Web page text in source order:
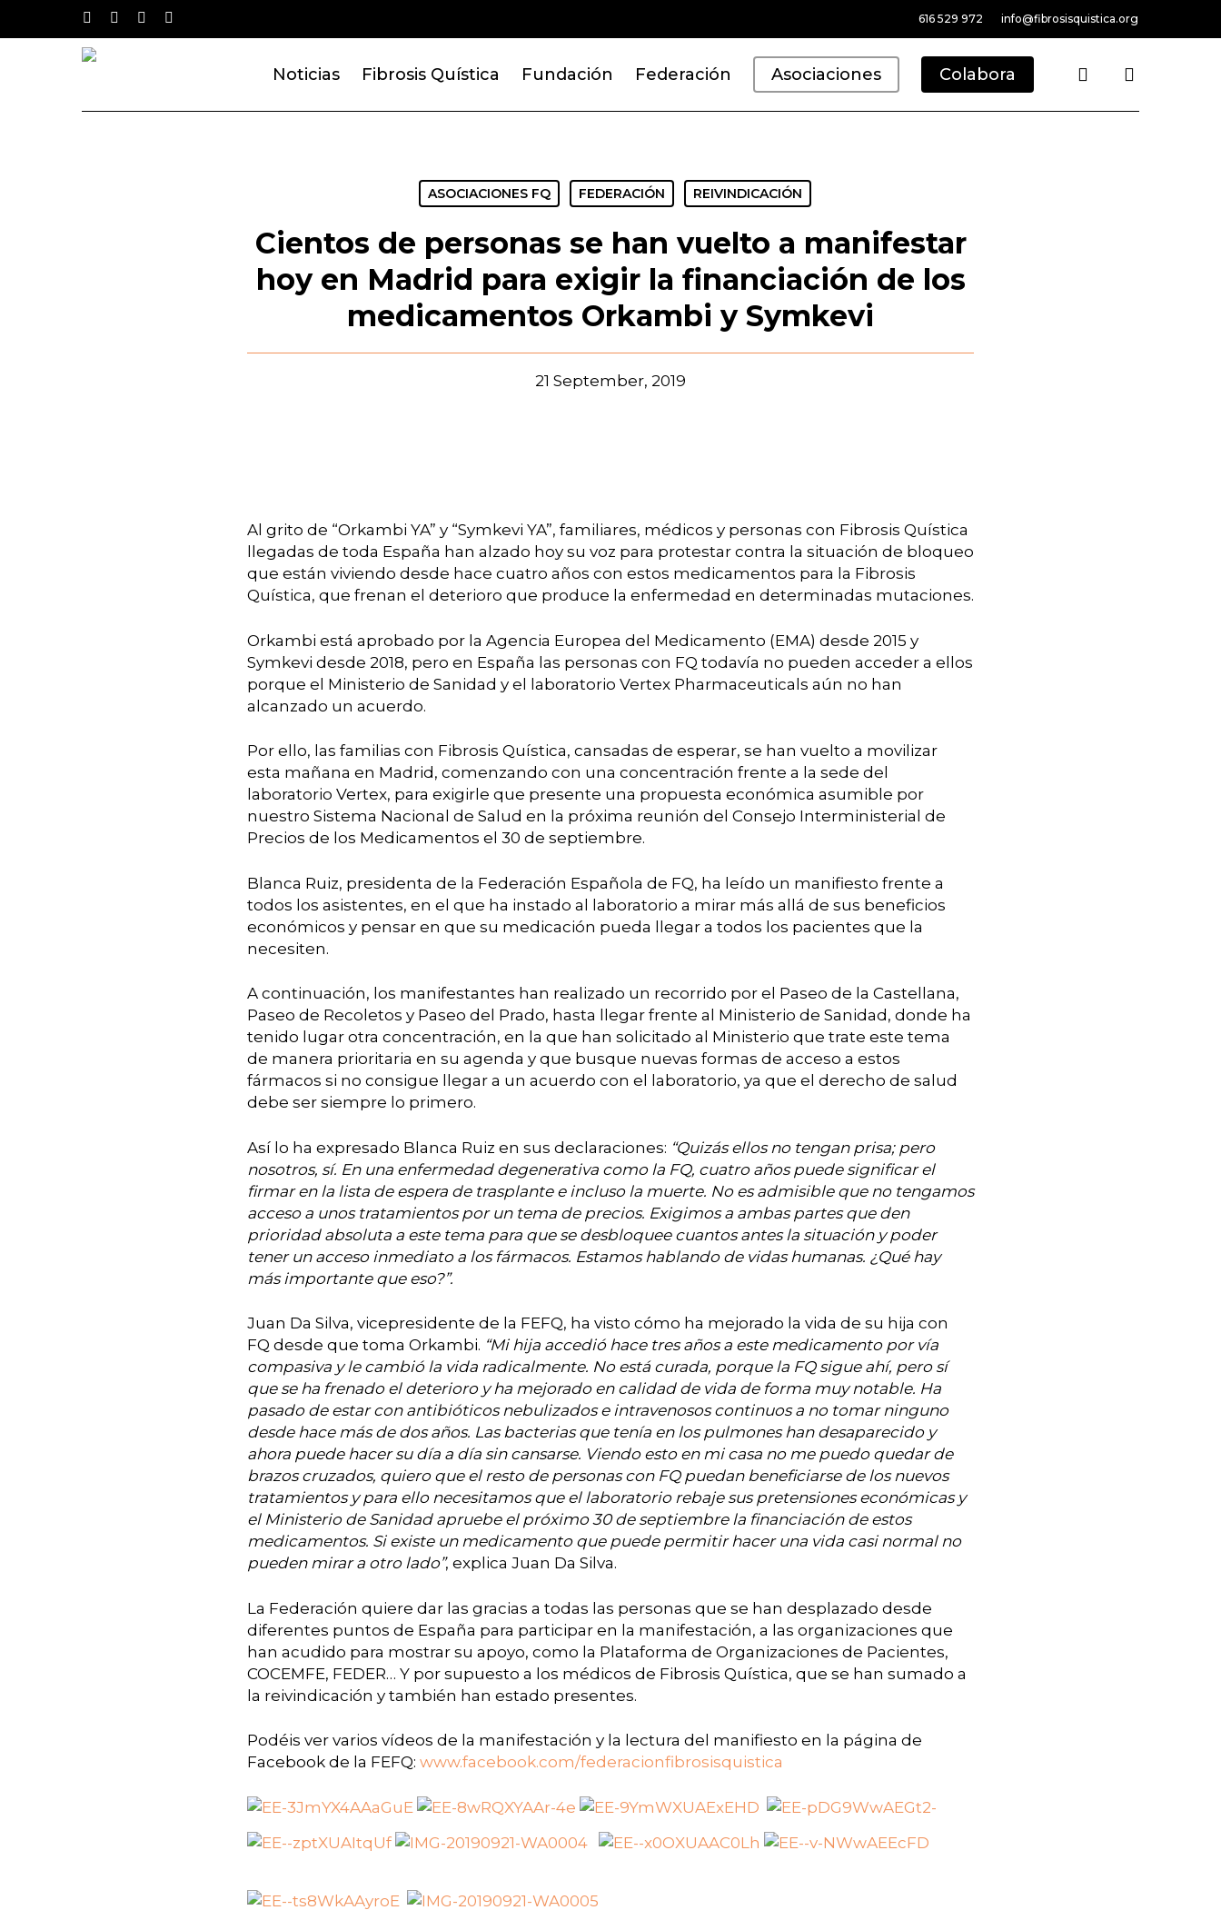
616 529 972 info@fibrosisquistica.org
Noticias Fibrosis Quística Fundación Federación Asociaciones Colabora search
ASOCIACIONES FQ FEDERACIÓN REIVINDICACIÓN
Cientos de personas se han vuelto a manifestar
hoy en Madrid para exigir la financiación de los
medicamentos Orkambi y Symkevi
21 September, 2019
Al grito de “Orkambi YA” y “Symkevi YA”, familiares, médicos y personas con Fibrosis Quística
llegadas de toda España han alzado hoy su voz para protestar contra la situación de bloqueo
que están viviendo desde hace cuatro años con estos medicamentos para la Fibrosis
Quística, que frenan el deterioro que produce la enfermedad en determinadas mutaciones.
Orkambi está aprobado por la Agencia Europea del Medicamento (EMA) desde 2015 y
Symkevi desde 2018, pero en España las personas con FQ todavía no pueden acceder a ellos
porque el Ministerio de Sanidad y el laboratorio Vertex Pharmaceuticals aún no han
alcanzado un acuerdo.
Por ello, las familias con Fibrosis Quística, cansadas de esperar, se han vuelto a movilizar
esta mañana en Madrid, comenzando con una concentración frente a la sede del
laboratorio Vertex, para exigirle que presente una propuesta económica asumible por
nuestro Sistema Nacional de Salud en la próxima reunión del Consejo Interministerial de
Precios de los Medicamentos el 30 de septiembre.
Blanca Ruiz, presidenta de la Federación Española de FQ, ha leído un manifiesto frente a
todos los asistentes, en el que ha instado al laboratorio a mirar más allá de sus beneficios
económicos y pensar en que su medicación pueda llegar a todos los pacientes que la
necesiten.
A continuación, los manifestantes han realizado un recorrido por el Paseo de la Castellana,
Paseo de Recoletos y Paseo del Prado, hasta llegar frente al Ministerio de Sanidad, donde ha
tenido lugar otra concentración, en la que han solicitado al Ministerio que trate este tema
de manera prioritaria en su agenda y que busque nuevas formas de acceso a estos
fármacos si no consigue llegar a un acuerdo con el laboratorio, ya que el derecho de salud
debe ser siempre lo primero.
Así lo ha expresado Blanca Ruiz en sus declaraciones: “Quizás ellos no tengan prisa; pero
nosotros, sí. En una enfermedad degenerativa como la FQ, cuatro años puede significar el
firmar en la lista de espera de trasplante e incluso la muerte. No es admisible que no tengamos
acceso a unos tratamientos por un tema de precios. Exigimos a ambas partes que den
prioridad absoluta a este tema para que se desbloquee cuantos antes la situación y poder
tener un acceso inmediato a los fármacos. Estamos hablando de vidas humanas. ¿Qué hay
más importante que eso?”.
Juan Da Silva, vicepresidente de la FEFQ, ha visto cómo ha mejorado la vida de su hija con
FQ desde que toma Orkambi. “Mi hija accedió hace tres años a este medicamento por vía
compasiva y le cambió la vida radicalmente. No está curada, porque la FQ sigue ahí, pero sí
que se ha frenado el deterioro y ha mejorado en calidad de vida de forma muy notable. Ha
pasado de estar con antibióticos nebulizados e intravenosos continuos a no tomar ninguno
desde hace más de dos años. Las bacterias que tenía en los pulmones han desaparecido y
ahora puede hacer su día a día sin cansarse. Viendo esto en mi casa no me puedo quedar de
brazos cruzados, quiero que el resto de personas con FQ puedan beneficiarse de los nuevos
tratamientos y para ello necesitamos que el laboratorio rebaje sus pretensiones económicas y
el Ministerio de Sanidad apruebe el próximo 30 de septiembre la financiación de estos
medicamentos. Si existe un medicamento que puede permitir hacer una vida casi normal no
pueden mirar a otro lado”, explica Juan Da Silva.
La Federación quiere dar las gracias a todas las personas que se han desplazado desde
diferentes puntos de España para participar en la manifestación, a las organizaciones que
han acudido para mostrar su apoyo, como la Plataforma de Organizaciones de Pacientes,
COCEMFE, FEDER… Y por supuesto a los médicos de Fibrosis Quística, que se han sumado a
la reivindicación y también han estado presentes.
Podéis ver varios vídeos de la manifestación y la lectura del manifiesto en la página de
Facebook de la FEFQ: www.facebook.com/federacionfibrosisquistica